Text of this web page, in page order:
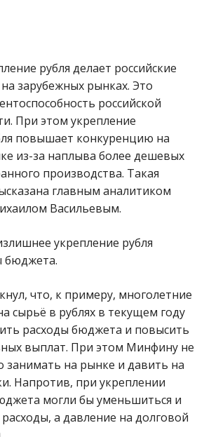
рубля делает российские
зарубежных рынках. Это
российской
При этом укрепление
повышает конкуренцию на
из-за наплыва более дешевых
производства. Такая
главным аналитиком
Васильевым.
укрепление рубля
бюджета.
что, к примеру, многолетние
сырьё в рублях в текущем году
расходы бюджета и повысить
выплат. При этом Минфину не
занимать на рынке и давить на
Напротив, при укреплении
могли бы уменьшиться и
а давление на долговой